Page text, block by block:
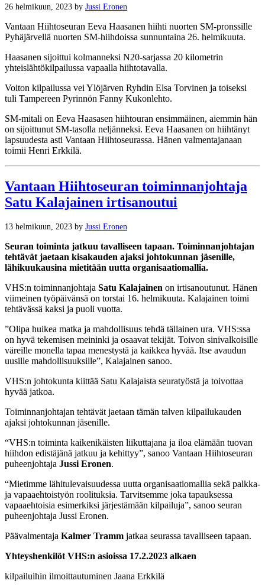
26 helmikuun, 2023 by Jussi Eronen
Vantaan Hiihtoseuran Eeva Haasanen hiihti nuorten SM-pronssille
Pyhäjärvellä nuorten SM-hiihdoissa sunnuntaina 26. helmikuuta.
Haasanen sijoittui kolmanneksi N20-sarjassa 20 kilometrin
yhteislähtökilpailussa vapaalla hiihtotavalla.
Voiton kilpailussa vei Ylöjärven Ryhdin Elsa Torvinen ja toiseksi
tuli Tampereen Pyrinnön Fanny Kukonlehto.
SM-mitali on Eeva Haasasen hiihtouran ensimmäinen, aiemmin hän
on sijoittunut SM-tasolla neljänneksi. Eeva Haasanen on hiihtänyt
lapsuudesta asti Vantaan Hiihtoseurassa. Hänen valmentajanaan
toimii Henri Erkkilä.
Vantaan Hiihtoseuran toiminnanjohtaja
Satu Kalajainen irtisanoutui
13 helmikuun, 2023 by Jussi Eronen
Seuran toiminta jatkuu tavalliseen tapaan. Toiminnanjohtajan
tehtävät jaetaan kisakauden ajaksi johtokunnan jäsenille,
lähikuukausina mietitään uutta organisaatiomallia.
VHS:n toiminnanjohtaja Satu Kalajainen on irtisanoutunut. Hänen
viimeinen työpäivänsä on torstai 16. helmikuuta. Kalajainen toimi
tehtävässä kaksi ja puoli vuotta.
”Olipa huikea matka ja mahdollisuus tehdä tällainen ura. VHS:ssa
on hyvä tekemisen meininki ja osaavat tekijät. Toivon sinivalkoisille
väreille monella tapaa menestystä ja kaikkea hyvää. Itse avaudun
uusille mahdollisuuksille”, Kalajainen sanoo.
VHS:n johtokunta kiittää Satu Kalajaista seuratyöstä ja toivottaa
hyvää jatkoa.
Toiminnanjohtajan tehtävät jaetaan tämän talven kilpailukauden
ajaksi johtokunnan jäsenille.
“VHS:n toiminta kaikenikäisten liikuttajana ja iloa elämään tuovan
hiihdon edistäjänä jatkuu ja kehittyy”, sanoo Vantaan Hiihtoseuran
puheenjohtaja Jussi Eronen.
“Mietimme lähitulevaisuudessa uutta organisaatiomallia sekä palkka-
ja vapaaehtoistyön roolituksia. Tarvitsemme joka tapauksessa
vapaaehtoisia esimerkiksi järjestämään kilpailuja”, sanoo seuran
puheenjohtaja Jussi Eronen.
Päävalmentaja Kalmer Tramm jatkaa seurassa tavalliseen tapaan.
Yhteyshenkilöt VHS:n asioissa 17.2.2023 alkaen
kilpailuihin ilmoittautuminen Jaana Erkkilä